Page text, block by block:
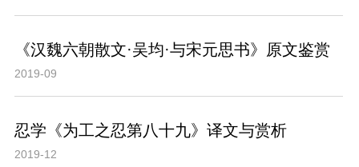
《汉魏六朝散文·吴均·与宋元思书》原文鉴赏
2019-09
忍学《为工之忍第八十九》译文与赏析
2019-12